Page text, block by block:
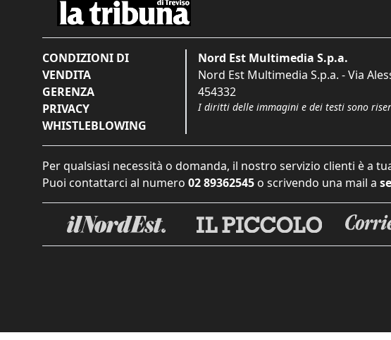
CONDIZIONI DI
VENDITA
GERENZA
PRIVACY
WHISTLEBLOWING
Nord Est Multimedia S.p.a.
Nord Est Multimedia S.p.a. - Via
454332
I diritti delle immagini e dei testi sono
Per qualsiasi necessità o domanda, il nostro servizio clienti è a
Puoi contattarci al numero 02 89362545 o scrivendo una mail a